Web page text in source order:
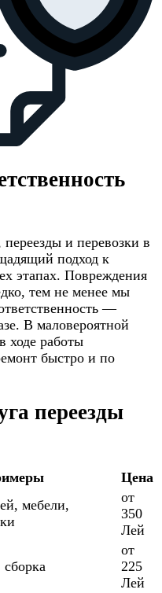
и перевозки в
подход к
этапах. Повреждения
тем не менее мы
—
В маловероятной
ходе работы
быстро и по
переезды
Цена
мебели,
от
350
Лей
от
225
Лей